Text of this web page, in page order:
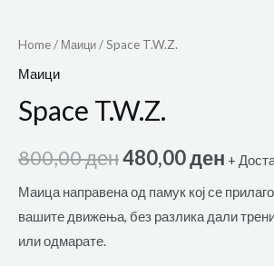
Home/ Маици/ Space T.W.Z.
Маици
Space T.W.Z.
800,00ден480,00ден +
Маица направена од памук кој се
вашите движења, без разлика дали
или одмарате.